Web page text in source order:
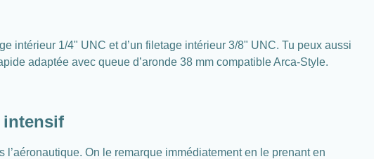
intérieur 1/4" UNC et d’un filetage intérieur 3/8" UNC. Tu peux aussi
adaptée avec queue d’aronde 38 mm compatible Arca-Style.
intensif
On le remarque immédiatement en le prenant en